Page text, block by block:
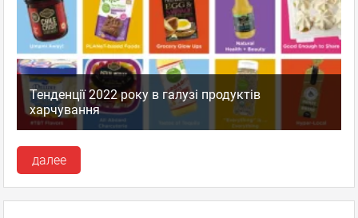
Тенденції 2022 року в галузі продуктів
харчування
далее